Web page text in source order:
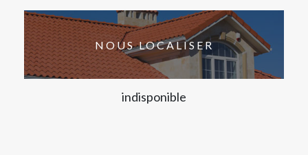
NOUS LOCALISER
indisponible